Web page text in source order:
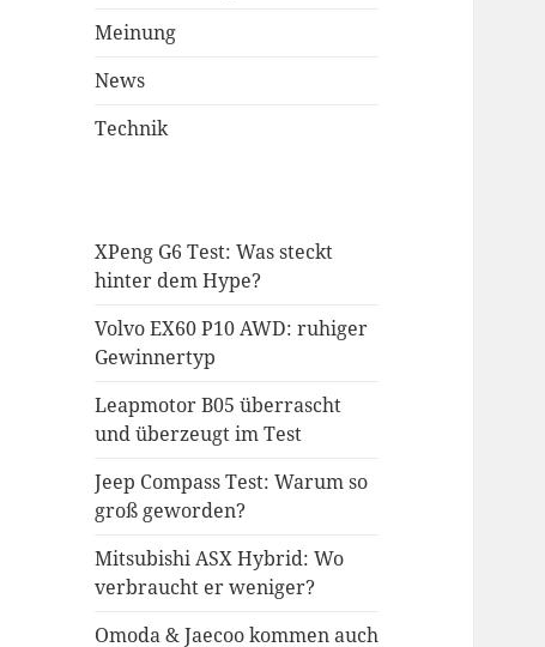
Meinung
News
Technik
XPeng G6 Test: Was steckt
hinter dem Hype?
Volvo EX60 P10 AWD: ruhiger
Gewinnertyp
Leapmotor B05 überrascht
und überzeugt im Test
Jeep Compass Test: Warum so
groß geworden?
Mitsubishi ASX Hybrid: Wo
verbraucht er weniger?
Omoda & Jaecoo kommen auch